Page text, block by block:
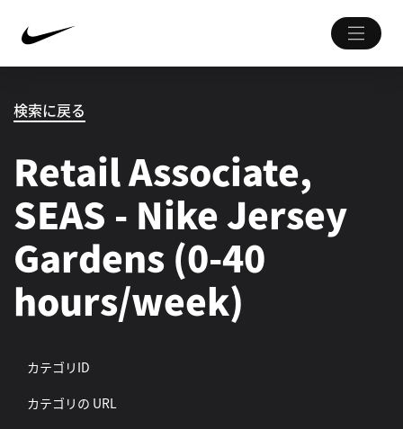
検索に戻る
Retail Associate,
SEAS - Nike Jersey
Gardens (0-40
hours/week)
カテゴリID
カテゴリの URL